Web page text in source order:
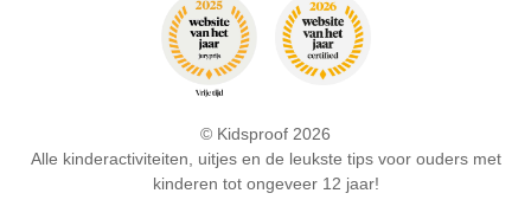
© Kidsproof 2026
Alle kinderactiviteiten, uitjes en de leukste tips voor ouders met
kinderen tot ongeveer 12 jaar!